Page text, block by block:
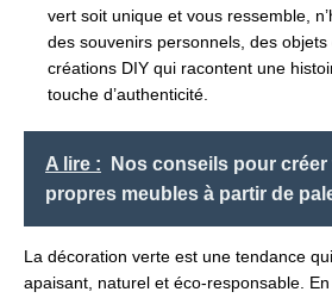
vert soit unique et vous ressemble,
des souvenirs personnels, des
créations DIY qui racontent une
touche d’authenticité.
A lire :
Nos conseils pour créer
propres meubles à partir de
La décoration verte est une tendance
apaisant, naturel et éco-responsable.